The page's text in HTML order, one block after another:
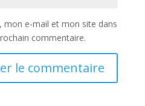
mon e-mail et mon site dans
commentaire.